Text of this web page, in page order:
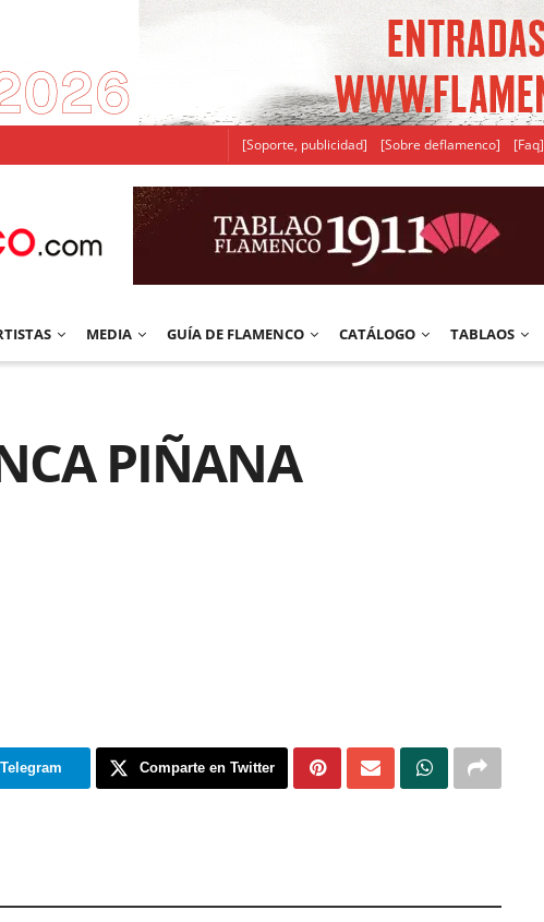
[Soporte, publicidad] [Sobre deflamenco] [Faq]
MEDIA GUÍA DE FLAMENCO CATÁLOGO TABLAOS
PIÑANA
Comparte en Twitter